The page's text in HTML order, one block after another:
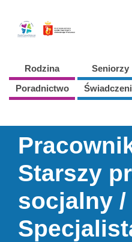
Przejdź
Rodzina Seniorzy
Poradnictwo
Starszy
socjalny /